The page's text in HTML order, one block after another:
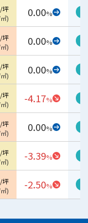
坪
) 0.00%
坪
) 0.00%
坪
) 0.00%
坪
) -4.17%
坪
) 0.00%
坪
) -3.39%
坪
) -2.50%